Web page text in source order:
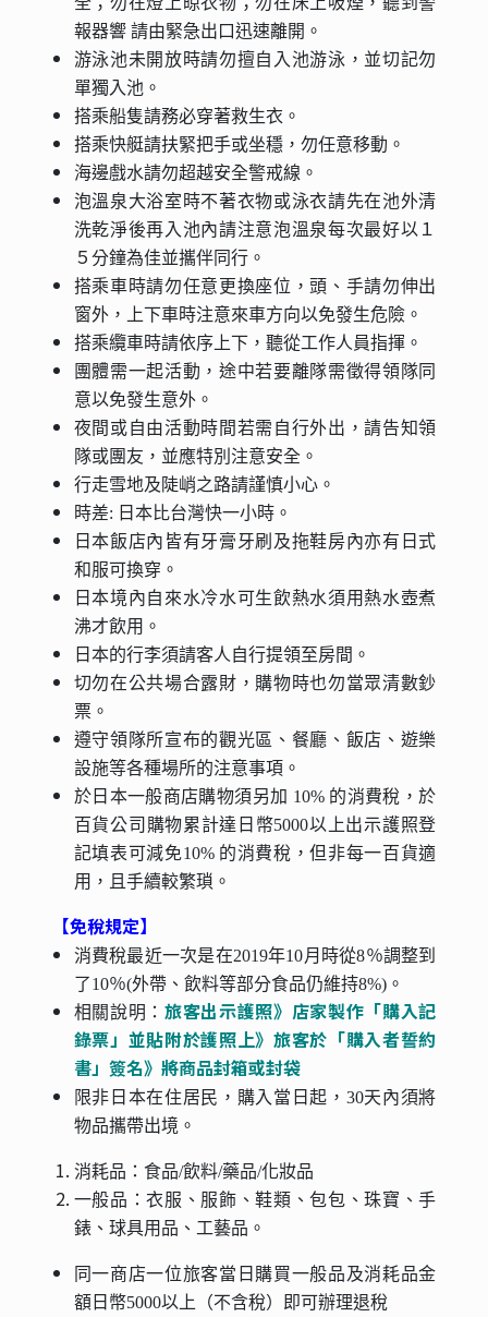
報器響 請由緊急出口迅速離開。
游泳池未開放時請勿擅自入池游泳，並切記勿
單獨入池。
搭乘船隻請務必穿著救生衣。
搭乘快艇請扶緊把手或坐穩，勿任意移動。
海邊戲水請勿超越安全警戒線。
泡溫泉大浴室時不著衣物或泳衣請先在池外清
洗乾淨後再入池內請注意泡溫泉每次最好以１
５分鐘為佳並攜伴同行。
搭乘車時請勿任意更換座位，頭、手請勿伸出
窗外，上下車時注意來車方向以免發生危險。
搭乘纜車時請依序上下，聽從工作人員指揮。
團體需一起活動，途中若要離隊需徵得領隊同
意以免發生意外。
夜間或自由活動時間若需自行外出，請告知領
隊或團友，並應特別注意安全。
行走雪地及陡峭之路請謹慎小心。
時差: 日本比台灣快一小時。
日本飯店內皆有牙膏牙刷及拖鞋房內亦有日式
和服可換穿。
日本境內自來水冷水可生飲熱水須用熱水壺煮
沸才飲用。
日本的行李須請客人自行提領至房間。
切勿在公共場合露財，購物時也勿當眾清數鈔
票。
遵守領隊所宣布的觀光區、餐廳、飯店、遊樂
設施等各種場所的注意事項。
於日本一般商店購物須另加 10% 的消費稅，於
百貨公司購物累計達日幣5000以上出示護照登
記填表可減免10% 的消費稅，但非每一百貨適
用，且手續較繁瑣。
【免稅規定】
消費稅最近一次是在2019年10月時從8％調整到
了10％(外帶、飲料等部分食品仍維持8%)。
相關說明：旅客出示護照》店家製作「購入記
錄票」並貼附於護照上》旅客於「購入者誓約
書」簽名》將商品封箱或封袋
限非日本在住居民，購入當日起，30天內須將
物品攜帶出境。
消耗品：食品/飲料/藥品/化妝品
一般品：衣服、服飾、鞋類、包包、珠寶、手
錶、球具用品、工藝品。
同一商店一位旅客當日購買一般品及消耗品金
額日幣5000以上（不含稅）即可辦理退稅